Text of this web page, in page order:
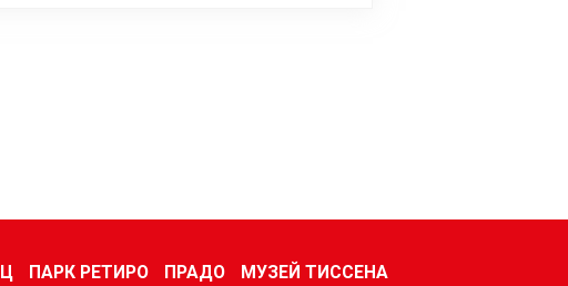
ПАРК РЕТИРО ПРАДО
МУЗЕЙ ТИССЕНА